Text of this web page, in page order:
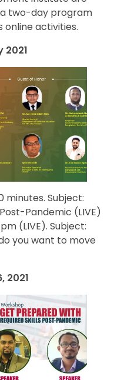
two-day program
online activities.
2021
minutes. Subject:
Pandemic (LIVE)
(LIVE). Subject:
you want to move
2021